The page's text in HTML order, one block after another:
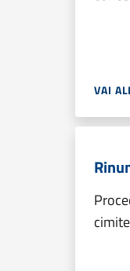
VAI